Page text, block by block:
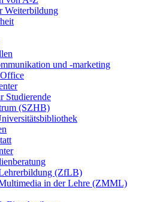
Weiterbildung
und -marketing
Studierende
(SZHB)
(ZfLB)
in der Lehre (ZMML)